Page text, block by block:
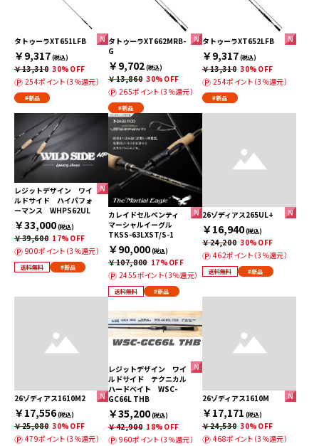
タトゥーラXT651LFB
￥9,317(税込)
￥13,310 30%OFF
254ポイント（3％還元）
#新品
タトゥーラXT662MRB-
G
￥9,702(税込)
￥13,860 30%OFF
265ポイント（3％還元）
#新品
タトゥーラXT652LFB
￥9,317(税込)
￥13,310 30%OFF
254ポイント（3％還元）
#新品
レジットデザイン ワイ
ルドサイド ハイパフォ
ーマンス WHPS62UL
￥33,000(税込)
￥39,600 17%OFF
900ポイント（3％還元）
送料無料 #新品
カレイドセルペンティ
マーシャルイーグル
TKSS-63LXST/S-1
￥90,000(税込)
￥107,800 17%OFF
2455ポイント（3％還元）
送料無料 #新品
26ゾディアス265UL+
￥16,940(税込)
￥24,200 30%OFF
462ポイント（3％還元）
送料無料 #新品
26ゾディアス1610M2
￥17,556(税込)
￥25,080 30%OFF
479ポイント（3％還元）
レジットデザイン ワイ
ルドサイド テクニカル
ハードベイト WSC-
GC66L THB
￥35,200(税込)
￥42,900 18%OFF
960ポイント（3％還元）
26ゾディアス1610M
￥17,171 (税込)
￥24,530 30%OFF
468ポイント（3％還元）